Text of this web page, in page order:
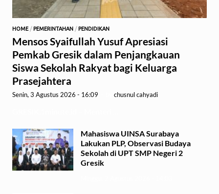
HOME / PEMERINTAHAN / PENDIDIKAN
Mensos Syaifullah Yusuf Apresiasi
Pemkab Gresik dalam Penjangkauan
Siswa Sekolah Rakyat bagi Keluarga
Prasejahtera
Senin, 3 Agustus 2026 - 16:09 chusnul cahyadi
Mahasiswa UINSA Surabaya
Lakukan PLP, Observasi Budaya
Sekolah di UPT SMP Negeri 2
Gresik